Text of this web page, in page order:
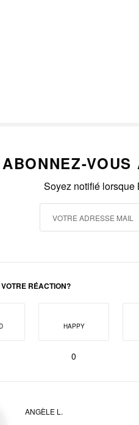
ABONNEZ-
Soyez notifié lorsque
RÉACTION?
HAPPY
0
ANGÈLE L.